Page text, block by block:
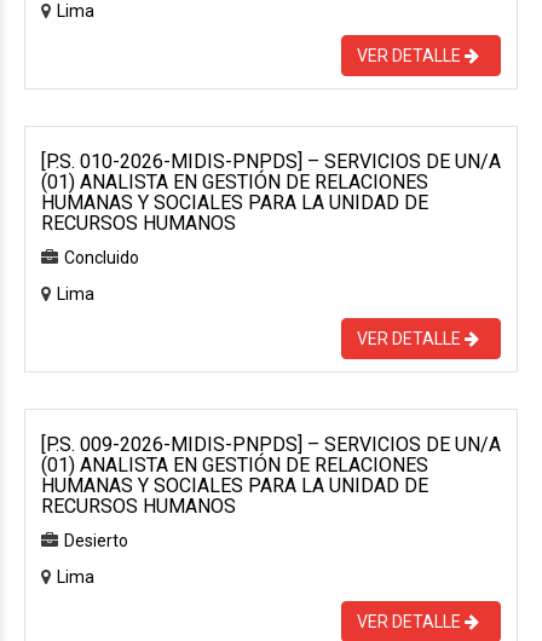
Lima
VER DETALLE
[P.S. 010-2026-MIDIS-PNPDS] – SERVICIOS DE UN/A
(01) ANALISTA EN GESTIÓN DE RELACIONES
HUMANAS Y SOCIALES PARA LA UNIDAD DE
RECURSOS HUMANOS
Concluido
Lima
VER DETALLE
[P.S. 009-2026-MIDIS-PNPDS] – SERVICIOS DE UN/A
(01) ANALISTA EN GESTIÓN DE RELACIONES
HUMANAS Y SOCIALES PARA LA UNIDAD DE
RECURSOS HUMANOS
Desierto
Lima
VER DETALLE